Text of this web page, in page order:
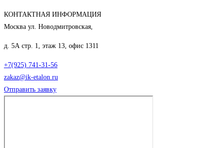
КОНТАКТНАЯ ИНФОРМАЦИЯ
Москва ул. Новодмитровская,
д. 5А стр. 1, этаж 13, офис 1311
+7(925) 741-31-56
zakaz@ik-etalon.ru
Отправить заявку